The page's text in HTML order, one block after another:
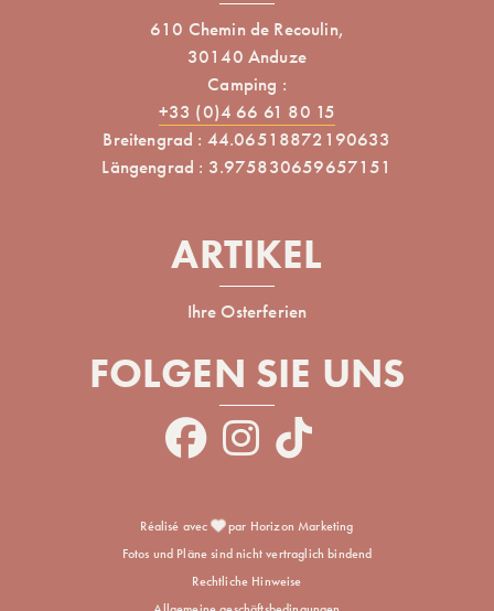
610 Chemin de Recoulin,
30140 Anduze
Camping :
+33 (0)4 66 61 80 15
Breitengrad : 44.06518872190633
Längengrad : 3.975830659657151
ARTIKEL
Ihre Osterferien
FOLGEN SIE UNS
Réalisé avec
par Horizon Marketing
Fotos und Pläne sind nicht vertraglich bindend
Rechtliche Hinweise